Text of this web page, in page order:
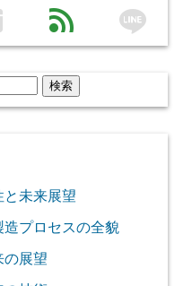
feed line
と未来展望
プロセスの全貌
の展望